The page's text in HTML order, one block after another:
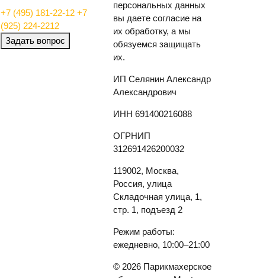
+7 (495) 181-22-12 +7
(925) 224-2212
Задать вопрос
персональных данных
вы даете согласие на
их обработку, а мы
обязуемся защищать
их.
ИП Селянин Александр
Александрович
ИНН 691400216088
ОГРНИП
312691426200032
119002, Москва,
Россия, улица
Складочная улица, 1,
стр. 1, подъезд 2
Режим работы:
ежедневно, 10:00–21:00
© 2026 Парикмахерское